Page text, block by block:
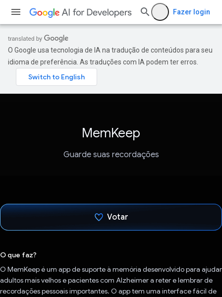
Fazer login
O Google usa tecnologia de IA na tradução de conteúdos para seu
idioma de preferência. As traduções com IA podem ter erros.
MemKeep
Guarde suas recordações
Votar
O que faz?
O MemKeep é um app de suporte à memória desenvolvido para ajudar
adultos mais velhos e pacientes com Alzheimer a reter e lembrar de
recordações pessoais importantes. O app tem uma interface fácil de